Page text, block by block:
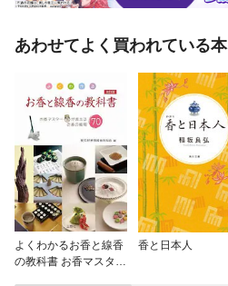
あわせてよく買われている本
よくわかるお香と線香
の教科書 お香マスター
香と日本人